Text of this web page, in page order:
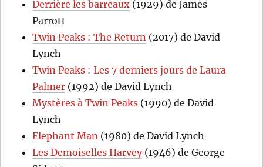
Derrière les barreaux (1929) de James
Parrott
Twin Peaks : The Return (2017) de David
Lynch
Twin Peaks : Les 7 derniers jours de Laura
Palmer (1992) de David Lynch
Mystères à Twin Peaks (1990) de David
Lynch
Elephant Man (1980) de David Lynch
Les Demoiselles Harvey(1946) de George